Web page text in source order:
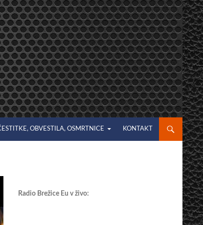
OBVESTILA, OSMRTNICE KONTAKT
Radio Brežice Eu v živo: